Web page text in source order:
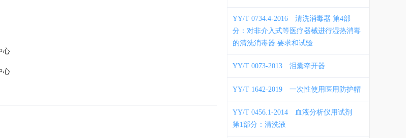
心
心
YY/T 0734.4-2016
清洗消毒器 第4部
分：对非介入式等医疗器械进行湿热消毒
的清洗消毒器 要求和试验
YY/T 0073-2013 泪囊牵开器
YY/T 1642-2019 一次性使用医用防护帽
YY/T 0456.1-2014
血液分析仪用试剂
第1部分：清洗液